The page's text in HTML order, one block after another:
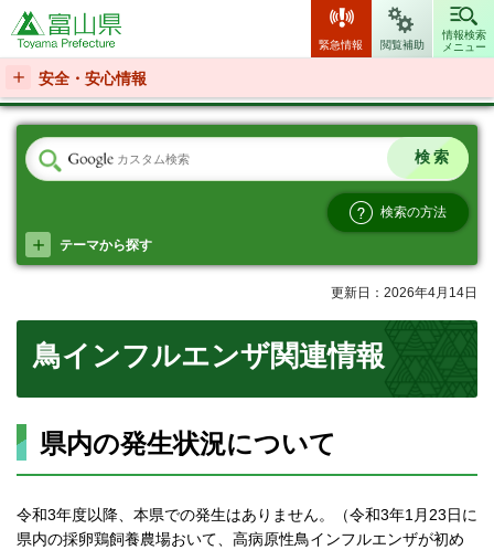
富山県
緊急情報 閲覧補助
情報検索
メニュー
安全・安心情報
検索の方法
テーマから探す
更新日：2026年4月14日
鳥インフルエンザ関連情報
県内の発生状況について
令和3年度以降、本県での発生はありません。（令和3年1月23日に
県内の採卵鶏飼養農場おいて、高病原性鳥インフルエンザが初め